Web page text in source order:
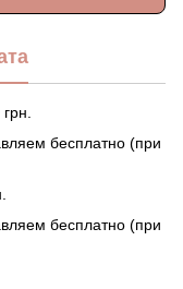
бесплатно (при
бесплатно (при